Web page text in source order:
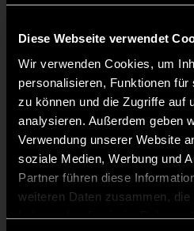
Diese Webseite verwendet
Wir verwenden Cookies, um
personalisieren, Funktionen
zu können und die Zugriffe auf
analysieren. Außerdem geben
Verwendung unserer Website
soziale Medien, Werbung und
Partner führen diese
weiteren Daten zusammen,
Liveticker
24'
Abpfiff
Spiel beendet
13' TOR 1:0,